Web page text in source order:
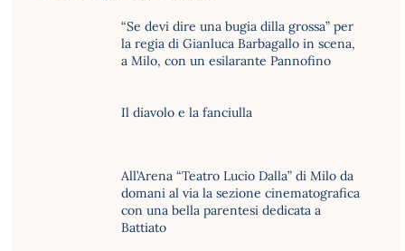
“Se devi dire una bugia dilla grossa” per
la regia di Gianluca Barbagallo in scena,
a Milo, con un esilarante Pannofino
Il diavolo e la fanciulla
All’Arena “Teatro Lucio Dalla” di Milo da
domani al via la sezione cinematografica
con una bella parentesi dedicata a
Battiato